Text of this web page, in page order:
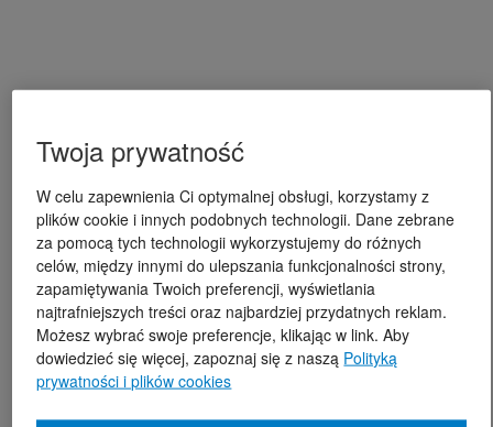
Twoja prywatność
W celu zapewnienia Ci optymalnej obsługi, korzystamy z
plików cookie i innych podobnych technologii. Dane zebrane
za pomocą tych technologii wykorzystujemy do różnych
celów, między innymi do ulepszania funkcjonalności strony,
zapamiętywania Twoich preferencji, wyświetlania
najtrafniejszych treści oraz najbardziej przydatnych reklam.
Możesz wybrać swoje preferencje, klikając w link. Aby
dowiedzieć się więcej, zapoznaj się z naszą Polityką
prywatności i plików cookies